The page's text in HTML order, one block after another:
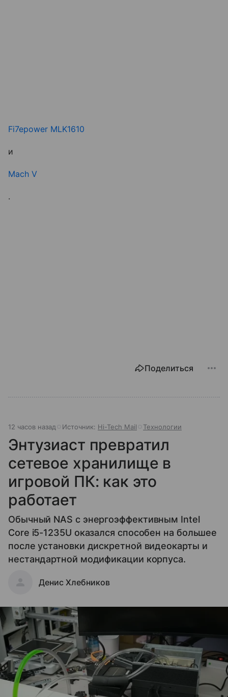
Fi7epower MLK1610
и
Mach V
.
Поделиться
12 часов назад Источник: Hi-Tech Mail Технологии
Энтузиаст превратил
сетевое хранилище в
игровой ПК: как это
работает
Обычный NAS с энергоэффективным Intel
Core i5-1235U оказался способен на большее
после установки дискретной видеокарты и
нестандартной модификации корпуса.
Денис Хлебников